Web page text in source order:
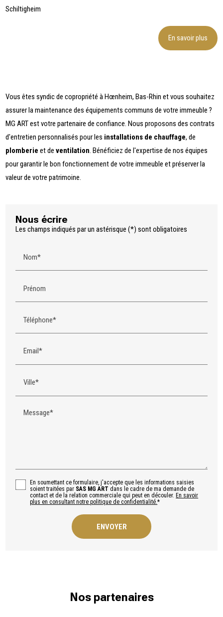
Schiltigheim
En savoir plus
Vous êtes syndic de copropriété à Hœnheim, Bas-Rhin et vous souhaitez
assurer la maintenance des équipements communs de votre immeuble ?
MG ART est votre partenaire de confiance. Nous proposons des contrats
d'entretien personnalisés pour les installations de chauffage, de
plomberieet deventilation . Bénéficiez de l'expertise de nos équipes
pour garantir le bon fonctionnement de votre immeuble et préserver la
valeur de votre patrimoine.
Nous écrire
Les champs indiqués par un astérisque (*) sont obligatoires
Nom*
Prénom
Téléphone*
Email*
Ville*
Message*
En soumettant ce formulaire, j'accepte que les informations saisies
soient traitées par SAS MG ART dans le cadre de ma demande de
contact et de la relation commerciale qui peut en découler. En savoir
plus en consultant notre politique de confidentialité.*
Nos partenaires